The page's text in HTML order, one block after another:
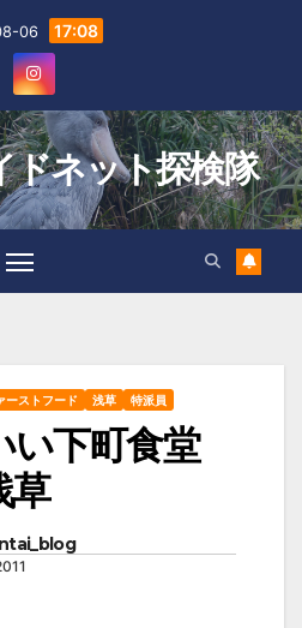
06 17:08
ドネット探検隊
ーストフード 浅草 特派員
い下町食堂